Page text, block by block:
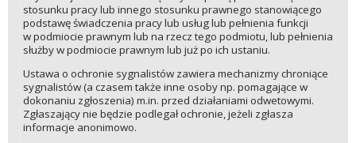
stosunku pracy lub innego stosunku prawnego stanowiącego
podstawę świadczenia pracy lub usług lub pełnienia funkcji
w podmiocie prawnym lub na rzecz tego podmiotu, lub pełnienia
służby w podmiocie prawnym lub już po ich ustaniu.
Ustawa o ochronie sygnalistów zawiera mechanizmy chroniące
sygnalistów (a czasem także inne osoby np. pomagające w
dokonaniu zgłoszenia) m.in. przed działaniami odwetowymi.
Zgłaszający nie będzie podlegał ochronie, jeżeli zgłasza
informacje anonimowo.